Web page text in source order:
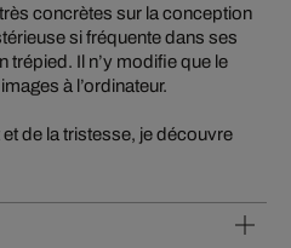
concrètes sur la conception
si fréquente dans ses
trépied. Il n’y modifie que le
à l’ordinateur.
de la tristesse, je découvre